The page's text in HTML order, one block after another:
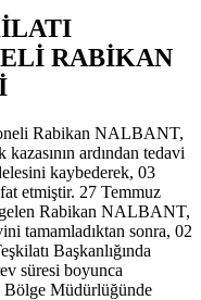
RABİKAN
Rabikan NALBANT,
ardından tedavi
kaybederek, 03
etmiştir. 27 Temmuz
Rabikan NALBANT,
tamamladıktan sonra, 02
Başkanlığında
süresi boyunca
Müdürlüğünde